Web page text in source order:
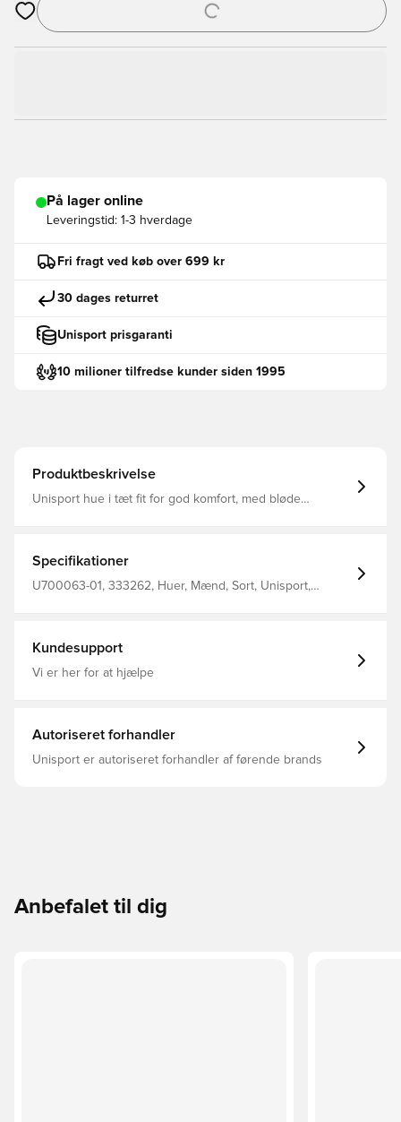
Åbner en Modal til at logge ind eller tilmelde dig som medlem
På lager online
Leveringstid: 1-3 hverdage
Fri fragt ved køb over 699 kr
30 dages returret
Unisport prisgaranti
10 milioner tilfredse kunder siden 1995
Produktbeskrivelse
Unisport hue i tæt fit for god komfort, med bløde
Specifikationer
U700063-01, 333262, Huer, Mænd, Sort, Unisport,
Kundesupport
Vi er her for at hjælpe
Autoriseret forhandler
Unisport er autoriseret forhandler af førende brands
Anbefalet til dig